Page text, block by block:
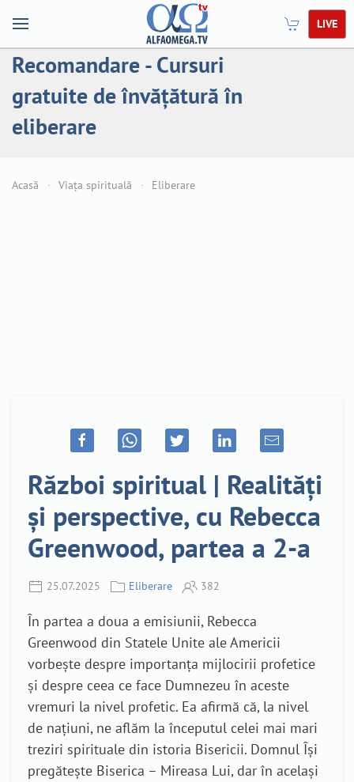
LIVE
Recomandare - Cursuri
gratuite de învățătură în
eliberare
Acasă Viața spirituală Eliberare
Război spiritual | Realități
și perspective, cu Rebecca
Greenwood, partea a 2-a
25.07.2025 Eliberare 382
În partea a doua a emisiunii, Rebecca
Greenwood din Statele Unite ale Americii
vorbește despre importanța mijlocirii profetice
și despre ceea ce face Dumnezeu în aceste
vremuri la nivel profetic. Ea afirmă că, la nivel
de națiuni, ne aflăm la începutul celei mai mari
treziri spirituale din istoria Bisericii. Domnul Își
pregătește Biserica – Mireasa Lui, dar în același